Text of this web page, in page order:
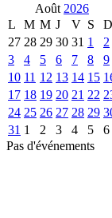
Août 2026
L
M M J V S
D
27 28 29 30 31 1
2
3
4 5 6 7 8
9
10 11 12 13 14 15
17 18 19 20 21 22
24 25 26 27 28 29
31 1 2 3 4 5
6
Pas d'événements